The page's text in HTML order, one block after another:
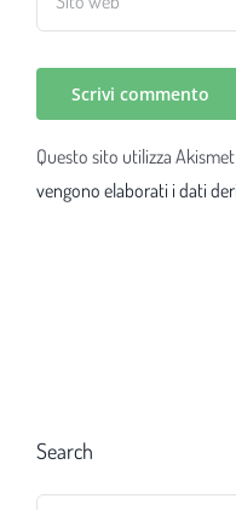
Questo sito utilizza
vengono elaborati i dati
Search